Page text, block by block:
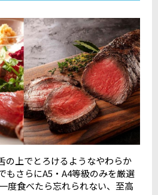
の上でとろけるようなやわらか
もさらにA5・A4等級のみを厳選
度食べたら忘れられない、至高